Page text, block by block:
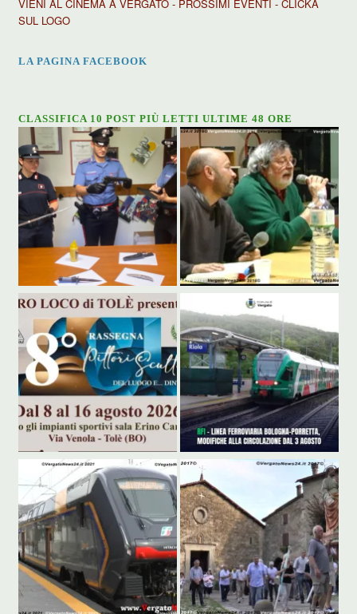
VIENI AL CINEMA A VERGATO - PROSSIMI EVENTI - CLICKA
SUL LOGO
LA PAGINA FACEBOOK
CLASSIFICA 10 POST PIÙ LETTI ULTIME 48 ORE